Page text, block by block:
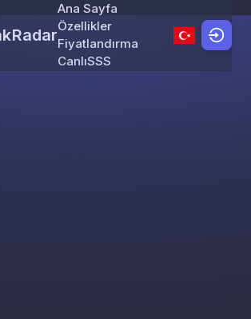
Skip to content
Ana Sayfa
Özellikler
Fiyatlandırma
CanlıSSS